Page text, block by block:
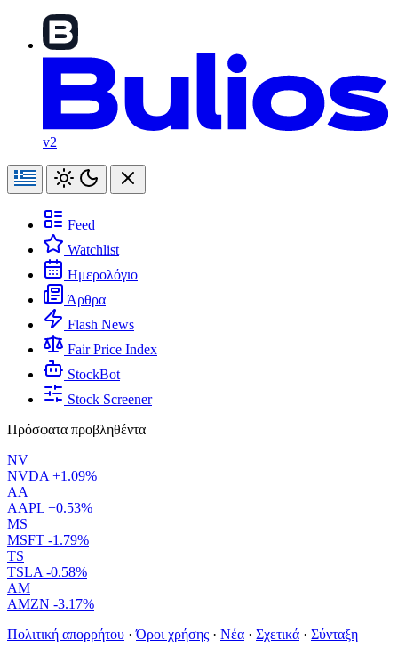
v2
Feed
Watchlist
Ημερολόγιο
Άρθρα
Flash News
Fair Price Index
StockBot
Stock Screener
Πρόσφατα προβληθέντα
NV
NVDA +1.09%
AA
AAPL +0.53%
MS
MSFT -1.79%
TS
TSLA -0.58%
AM
AMZN -3.17%
Πολιτική απορρήτου · Όροι χρήσης · Νέα · Σχετικά · Σύνταξη